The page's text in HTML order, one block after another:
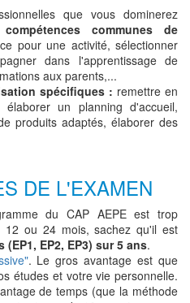
que vous dominerez
communes de
pour une activité, sélectionner
dans l'apprentissage de
aux parents,...
spécifiques : remettre en
un planning d'accueil,
produits adaptés, élaborer des
DE L'EXAMEN
du CAP AEPE est trop
ou 24 mois, sachez qu'il est
EP2, EP3) sur 5 ans.
. Le gros avantage est que
études et votre vie personnelle.
de temps (que la méthode